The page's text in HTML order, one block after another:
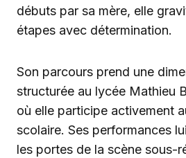
débuts par sa mère, elle
étapes avec détermination.
Son parcours prend une
structurée au lycée Mathieu
où elle participe activement
scolaire. Ses performances
les portes de la scène sous-